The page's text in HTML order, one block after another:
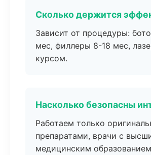
Сколько держится
Зависит от процедуры:
мес, филлеры 8-18 мес,
курсом.
Насколько безопасны
Работаем только
препаратами, врачи с
медицинским